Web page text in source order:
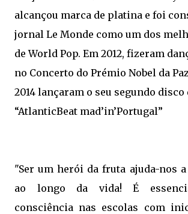
alcançou marca de platina e foi
jornal Le Monde como um dos
de World Pop. Em 2012, fizeram
no Concerto do Prémio Nobel da
2014 lançaram o seu segundo
“AtlanticBeat mad’in’Portugal”
"Ser um herói da fruta ajuda-nos
ao longo da vida! É
consciência nas escolas com